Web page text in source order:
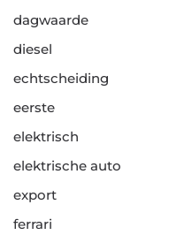
dagwaarde
diesel
echtscheiding
eerste
elektrisch
elektrische auto
export
ferrari